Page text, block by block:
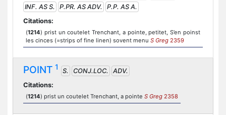
INF. AS S.
P.PR. AS ADV.
P.P. AS A.
Citations:
(1214) prist un coutelet Trenchant, a pointe, petitet, S’en poinst
les cinces (=strips of fine linen) sovent menu S Greg 2359
POINT 1 S. CONJ.LOC.
ADV.
Citations:
(1214) prist un coutelet Trenchant, a pointe S Greg 2358